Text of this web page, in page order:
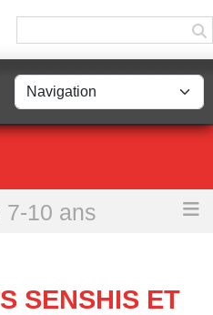
7-10 ans
de cours
SENSHIS ET